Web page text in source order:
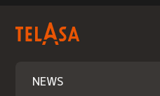
NEWS